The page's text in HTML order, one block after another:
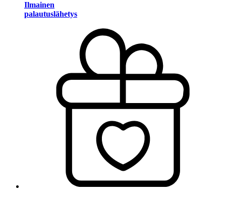
Ilmainen
palautuslähetys